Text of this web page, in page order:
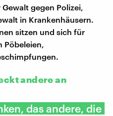
gegen Polizei,
in Krankenhäusern.
sitzen und sich für
andere an
das andere, die